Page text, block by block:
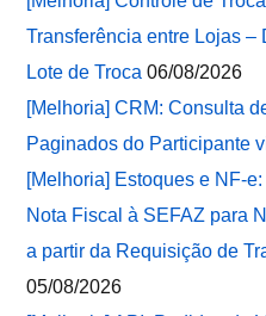
Transferência entre Lojas –
Lote de Troca 06/08/2026
[Melhoria] CRM: Consulta
Paginados do Participante
[Melhoria] Estoques e NF-
Nota Fiscal à SEFAZ para
a partir da Requisição de
05/08/2026